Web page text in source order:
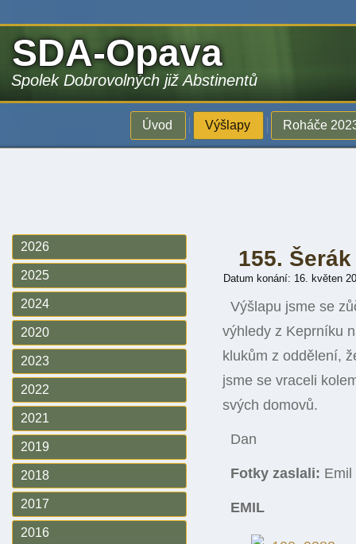
SDA-Opava
Spolek Dobrovolných již Abstinentů
Úvod Výšlapy Roháče
2026
2025
2024
2020
2023
2022
2021
2019
2018
2017
2016
155. Šerák
Datum konání: 16. květen
Výšlapu jsme se
výhledy z Keprníku
klukům z oddělení,
jsme se vraceli
svých domovů.
Dan
Fotky zaslali: Emil
EMIL